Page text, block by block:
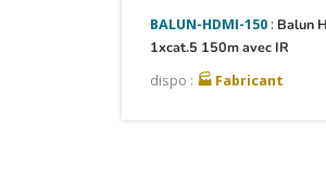
BALUN-HDMI-150 : Balun
1xcat.5 150m avec IR
dispo : 🏭 Fabricant